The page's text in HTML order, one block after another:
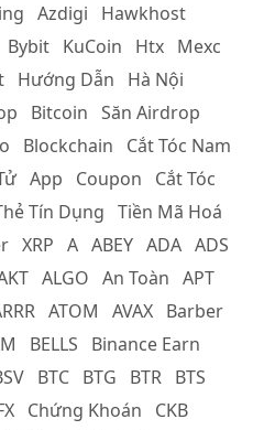
Azdigi
Hawkhost
Bybit KuCoin Htx Mexc
Hướng Dẫn
Hà Nội
Bitcoin Săn Airdrop
Blockchain
Cắt Tóc Nam
App Coupon
Cắt Tóc
Tín Dụng Tiền Mã Hoá
XRP A ABEY ADA ADS
ALGO An Toàn APT
ATOM AVAX Barber
BELLS
Binance Earn
BTC BTG BTR BTS
Chứng Khoán
CKB